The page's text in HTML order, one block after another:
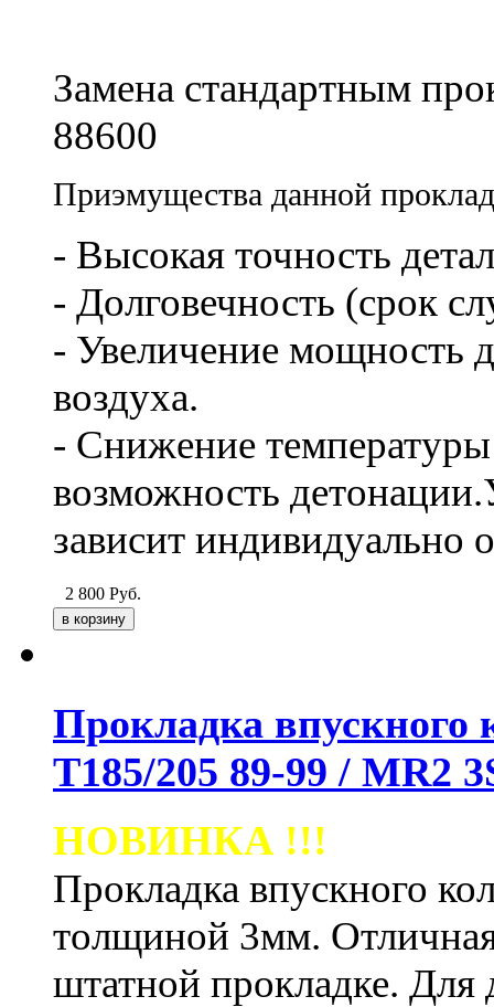
Замена стандартным
88600
Приэмущества данной
- Высокая точность
- Долговечность (срок
- Увеличение мощность
воздуха.
- Снижение
возможность
зависит индивидуально
2 800 Руб.
Прокладка впускного
Т185/205 89-99 / MR2
НОВИНКА !!!
Прокладка впускного
толщиной 3мм.
штатной прокладке. Для